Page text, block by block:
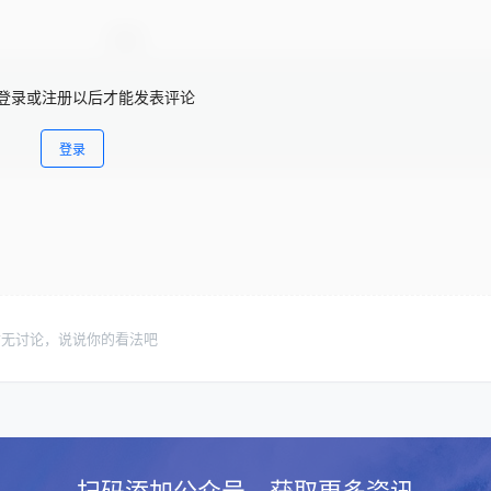
录或注册以后才能发表评论
登录
讨论，说说你的看法吧